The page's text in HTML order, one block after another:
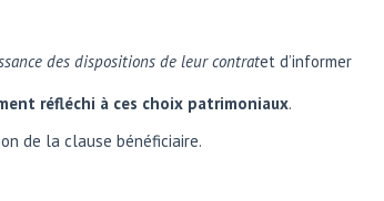
des dispositions de leur contratet d’informer
réfléchi à ces choix patrimoniaux.
de la clause bénéficiaire.